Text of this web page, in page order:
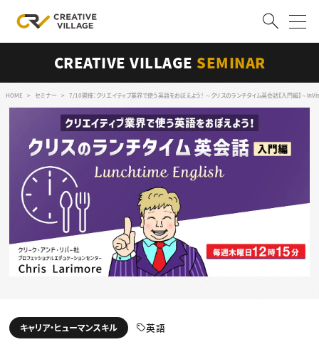
ログイン 会員登録
RECRUIT
クリエイター求人を探す
CREATIVE JOB求人検索
特集求人
採用説明会
転職支援サービス
スキルアップしたい！
動画配信・映像制作
編集・ライティング
TOP Creator’s コラム トップ
Webクリエイター
セミナー
CREATIVE VILLAGE SEMINAR
HOME セミナー 7/10開催：クリエイティブ業界で使う英語をおぼえよう！ ～クリスのランチタイム英会話【入門編】～
キャリア・ヒューマンスキル 英語